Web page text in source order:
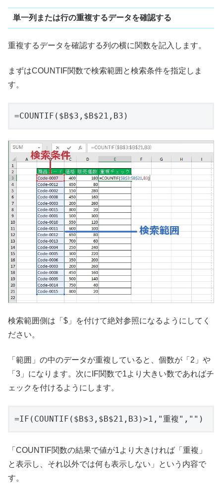
単一列または行の重複するデータを確認する
重複するデータを確認する列の横に関数を記入します。
まずはCOUNTIF関数で検索範囲と検索条件を指定しま
す。
=COUNTIF($B$3,$B$21,B3)
検索範囲側は「$」を付けて絶対参照になるようにしてく
ださい。
「範囲」の中のデータが重複していると、個数が「2」や
「3」になります。次にIF関数で1より大きい数であればチ
ェックを付けるようにします。
=IF(COUNTIF($B$3,$B$21,B3)>1,"重複","")
「COUNTIF関数の結果で値が1より大きければ「重複」
と表示し、それ以外では何も表示しない」という内容で
す。